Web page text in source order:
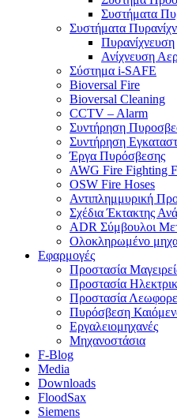
Συστήματα
Συστήματα
Πυρανίχνευση
Ανίχνευση
Σύστημα i-SAFE
Bioversal Fire
Bioversal Cleaning
CCTV – Alarm
Συντήρηση
Συντήρηση
Έργα Πυρόσβεσης
AWG Fire Fighting
OSW Fire Hoses
Αντιπλημμυρική
Σχέδια Έκτακτης
ADR Σύμβουλοι
Ολοκληρωμένο
Εφαρμογές
Προστασία
Προστασία
Προστασία
Πυρόσβεση
Εργαλειομηχανές
Μηχανοστάσια
F-Blog
Media
Downloads
FloodSax
Siemens